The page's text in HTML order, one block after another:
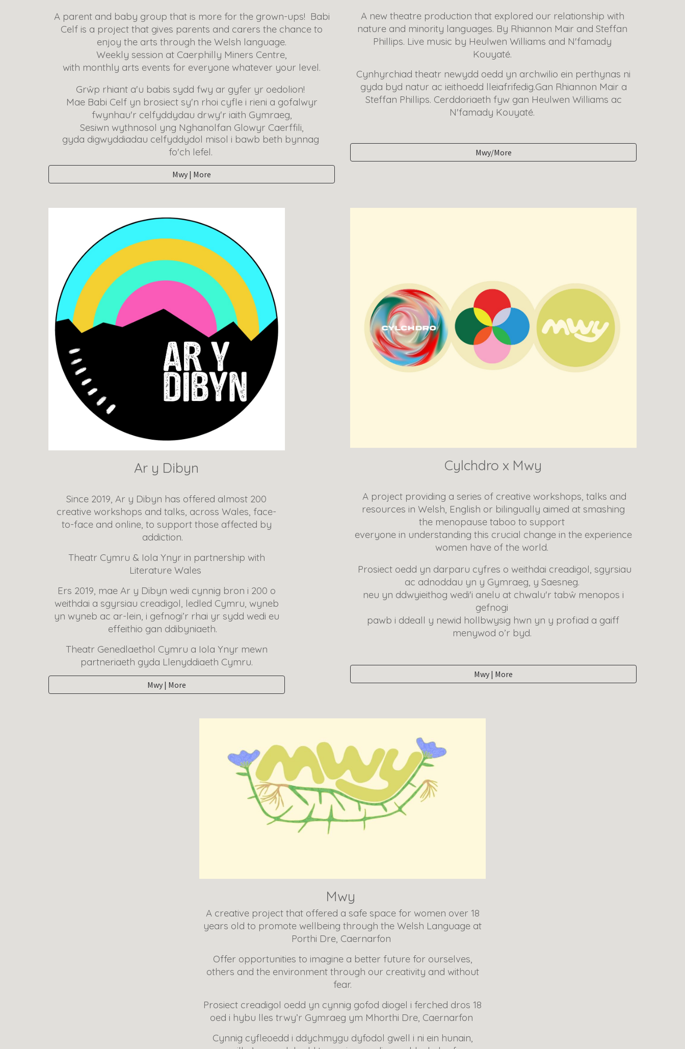
A parent and baby group that is more for the grown-ups! Babi
Celf is a project that gives parents and carers the chance to
enjoy the arts through the Welsh language.
Weekly session at Caerphilly Miners Centre,
with monthly arts events for everyone whatever your level.
Grŵp rhiant a'u babis sydd fwy ar gyfer yr oedolion!
Mae Babi Celf yn brosiect sy'n rhoi cyfle i rieni a gofalwyr
fwynhau'r celfyddydau drwy'r iaith Gymraeg,
Sesiwn wythnosol yng Nghanolfan Glowyr Caerffili,
gyda digwyddiadau celfyddydol misol i bawb beth bynnag
fo'ch lefel.
Mwy | More
A new theatre production that explored our relationship with
nature and minority languages. By Rhiannon Mair and Steffan
Phillips. Live music by Heulwen Williams and N'famady
Kouyaté.
Cynhyrchiad theatr newydd oedd yn archwilio ein perthynas ni
gyda byd natur ac ieithoedd lleiafrifedig.Gan Rhiannon Mair a
Steffan Phillips. Cerddoriaeth fyw gan Heulwen Williams ac
N'famady Kouyaté.
Mwy/More
Ar y Dibyn
Since 2019, Ar y Dibyn has offered almost 200
creative workshops and talks, across Wales, face-
to-face and online, to support those affected by
addiction.
Theatr Cymru & Iola Ynyr in partnership with
Literature Wales
Ers 2019, mae Ar y Dibyn wedi cynnig bron i 200 o
weithdai a sgyrsiau creadigol, ledled Cymru, wyneb
yn wyneb ac ar-lein, i gefnogi’r rhai yr sydd wedi eu
effeithio gan ddibyniaeth.
Theatr Genedlaethol Cymru a Iola Ynyr mewn
partneriaeth gyda Llenyddiaeth Cymru.
Mwy | More
Cylchdro x Mwy
A project providing a series of creative workshops, talks and
resources in Welsh, English or bilingually aimed at smashing
the menopause taboo to support
everyone in understanding this crucial change in the experience
women have of the world.
Prosiect oedd yn darparu cyfres o weithdai creadigol, sgyrsiau
ac adnoddau yn y Gymraeg, y Saesneg.
neu yn ddwyieithog wedi'i anelu at chwalu'r tabŵ menopos i
gefnogi
pawb i ddeall y newid hollbwysig hwn yn y profiad a gaiff
menywod o’r byd.
Mwy | More
Mwy
A creative project that offered a safe space for women over 18
years old to promote wellbeing through the Welsh Language at
Porthi Dre, Caernarfon
Offer opportunities to imagine a better future for ourselves,
others and the environment through our creativity and without
fear.
Prosiect creadigol oedd yn cynnig gofod diogel i ferched dros 18
oed i hybu lles trwy’r Gymraeg ym Mhorthi Dre, Caernarfon
Cynnig cyfleoedd i ddychmygu dyfodol gwell i ni ein hunain,